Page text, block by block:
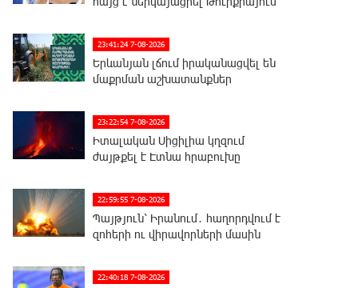
23:41:24 7-08-2026
Երևանյան լճում իրականացվել են
մաքրման աշխատանքներ
23:22:54 7-08-2026
Իտալական Սիցիլիա կղզում
ժայթքել է Էտնա հրաբուխը
22:59:55 7-08-2026
Պայթյուն՝ Իրանում․ հաղորդվում է
զոհերի ու վիրավորների մասին
22:40:18 7-08-2026